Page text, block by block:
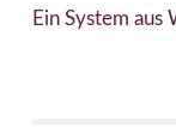
Ein System